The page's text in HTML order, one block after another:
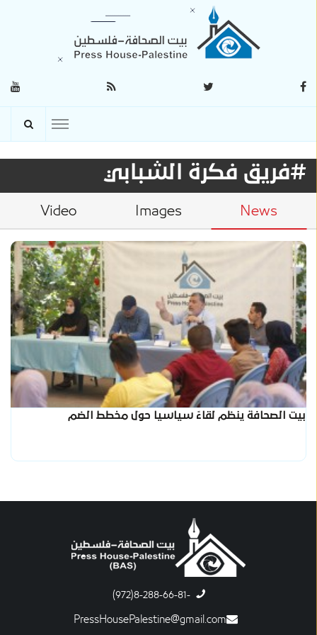
#فريق فكرة الشبابي
News
Images
Video
بيت الصحافة ينظم لقاءً سياسيا حول مخطط الضم
-8-288-66-81(972)
PressHousePalestine@gmail.com